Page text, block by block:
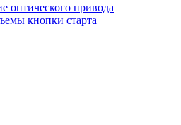
оптического привода
кнопки старта